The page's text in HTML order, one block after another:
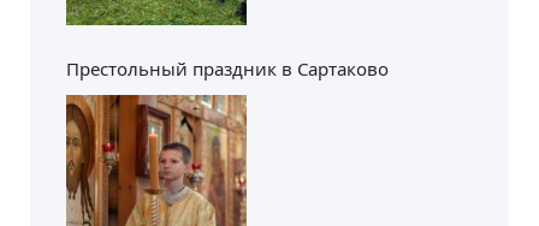
Престольный праздник в Сартаково